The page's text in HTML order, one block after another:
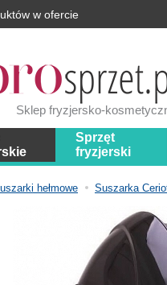
w ofercie
Sklep fryzjersko-
Sprzęt
fryzjerski
hełmowe Suszarka